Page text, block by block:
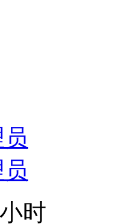
时